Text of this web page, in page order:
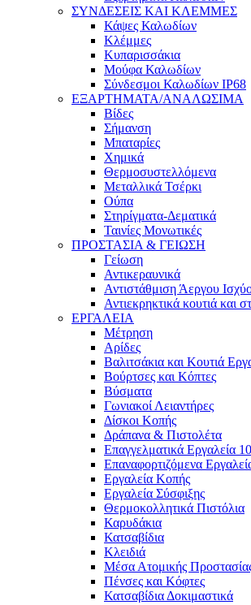
ΣΥΝΔΕΣΕΙΣ ΚΑΙ ΚΛΕΜΜΕΣ
Κάψες Καλωδίων
Κλέμμες
Κυπαρισσάκια
Μούφα Καλωδίων
Σύνδεσμοι Καλωδίων IP68
ΕΞΑΡΤΗΜΑΤΑ/ΑΝΑΛΩΣΙΜΑ
Βίδες
Σήμανση
Μπαταρίες
Χημικά
Θερμοσυστελλόμενα
Μεταλλικά Τσέρκι
Ούπα
Στηρίγματα-Δεματικά
Ταινίες Μονωτικές
ΠΡΟΣΤΑΣΙΑ & ΓΕΙΩΣΗ
Γείωση
Αντικεραυνικά
Αντιστάθμιση Άεργου
Αντιεκρηκτικά κουτιά και
ΕΡΓΑΛΕΙΑ
Μέτρηση
Αρίδες
Βαλιτσάκια και Κουτιά
Βούρτσες και Κόπτες
Βύσματα
Γωνιακοί Λειαντήρες
Δίσκοι Κοπής
Δράπανα & Πιστολέτα
Επαγγελματικά Εργαλεία
Επαναφορτιζόμενα
Εργαλεία Κοπής
Εργαλεία Σύσφιξης
Θερμοκολλητικά Πιστόλια
Καρυδάκια
Κατσαβίδια
Κλειδιά
Μέσα Ατομικής
Πένσες και Κόφτες
Κατσαβίδια Δοκιμαστικά